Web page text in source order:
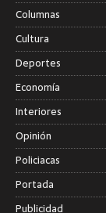
Columnas
Cultura
Deportes
Economía
Interiores
Opinión
Policiacas
Portada
Publicidad